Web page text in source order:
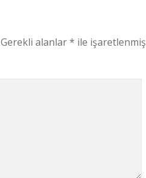
Gerekli alanlar* ile